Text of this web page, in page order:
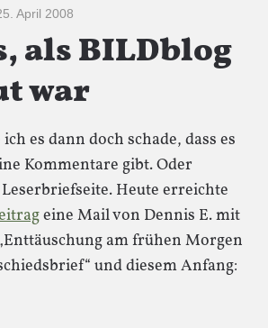
April 2008
als BILDblog
war
es dann doch schade, dass es
Kommentare gibt. Oder
Heute erreichte
eine Mail von Dennis E. mit
am frühen Morgen
und diesem Anfang: